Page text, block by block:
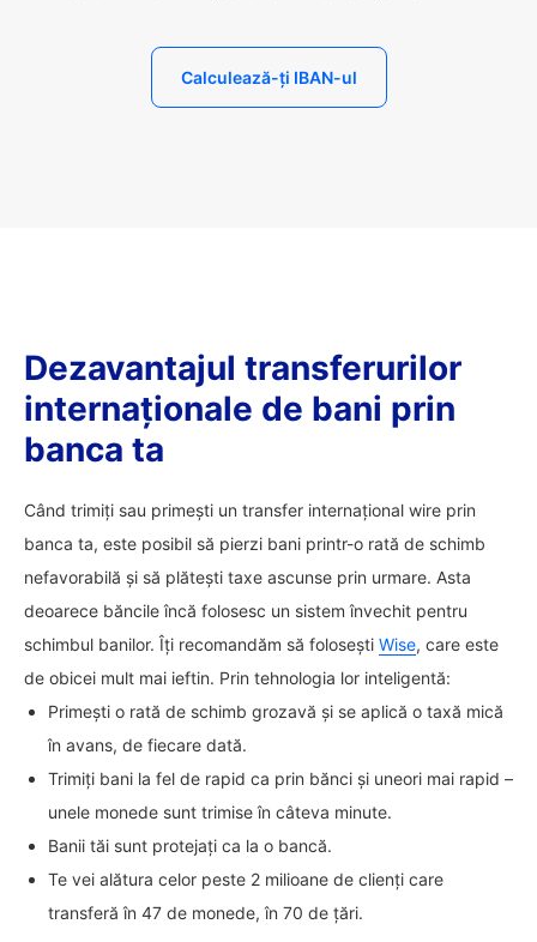
Calculează-ți IBAN-ul
Dezavantajul transferurilor
internaționale de bani prin
banca ta
Când trimiți sau primești un transfer internațional wire prin
banca ta, este posibil să pierzi bani printr-o rată de schimb
nefavorabilă și să plătești taxe ascunse prin urmare. Asta
deoarece băncile încă folosesc un sistem învechit pentru
schimbul banilor. Îți recomandăm să folosești Wise, care este
de obicei mult mai ieftin. Prin tehnologia lor inteligentă:
Primești o rată de schimb grozavă și se aplică o taxă mică
în avans, de fiecare dată.
Trimiți bani la fel de rapid ca prin bănci și uneori mai rapid –
unele monede sunt trimise în câteva minute.
Banii tăi sunt protejați ca la o bancă.
Te vei alătura celor peste 2 milioane de clienți care
transferă în 47 de monede, în 70 de țări.